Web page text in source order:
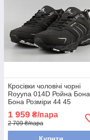
Кросівки чоловічі чорні
Royyna 014D Ройна Бона
Бона Розміри 44 45
1 959 ₴/пара
2 709 ₴/пара